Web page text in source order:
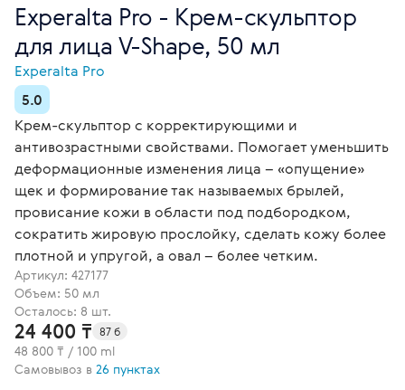
Experalta Pro - Крем-скульптор
для лица V-Shape, 50 мл
Experalta Pro
5.0
Крем-скульптор с корректирующими и
антивозрастными свойствами. Помогает уменьшить
деформационные изменения лица – «опущение»
щек и формирование так называемых брылей,
провисание кожи в области под подбородком,
сократить жировую прослойку, сделать кожу более
плотной и упругой, а овал – более четким.
Артикул: 427177
Объем: 50 мл
Осталось: 8 шт.
24 400 ₸ 87 б
48 800 ₸ / 100 ml
Самовывоз в 26 пунктах